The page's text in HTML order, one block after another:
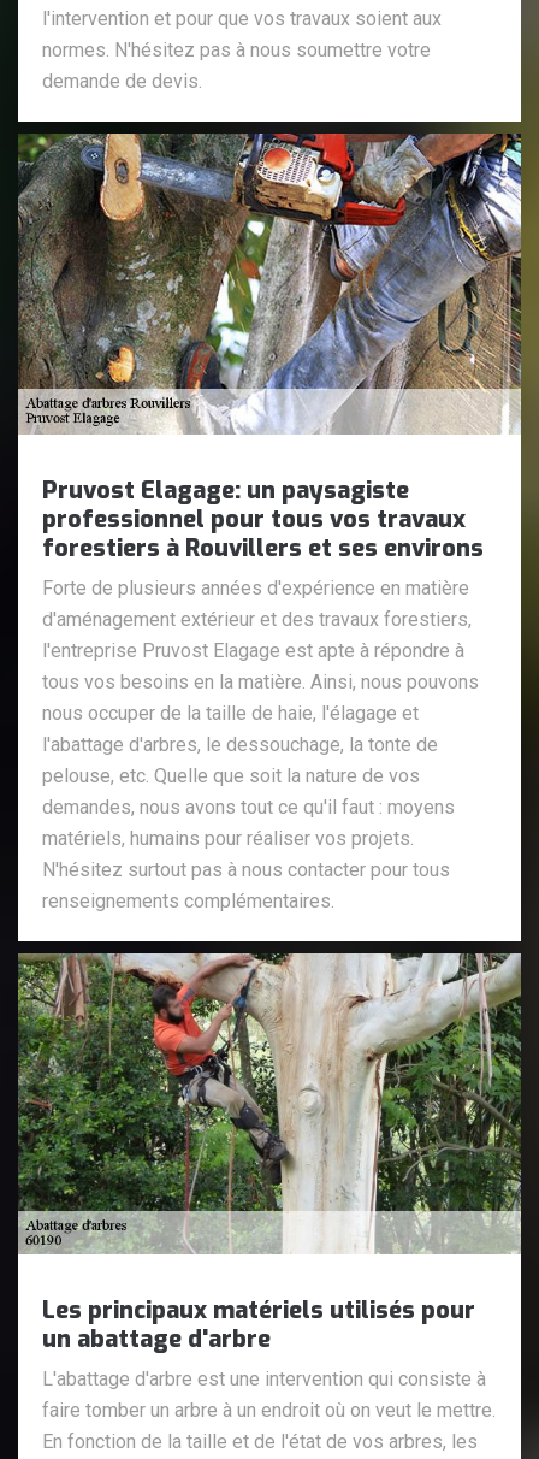
l'intervention et pour que vos travaux soient aux
normes. N'hésitez pas à nous soumettre votre
demande de devis.
Pruvost Elagage: un paysagiste
professionnel pour tous vos travaux
forestiers à Rouvillers et ses environs
Forte de plusieurs années d'expérience en matière
d'aménagement extérieur et des travaux forestiers,
l'entreprise Pruvost Elagage est apte à répondre à
tous vos besoins en la matière. Ainsi, nous pouvons
nous occuper de la taille de haie, l'élagage et
l'abattage d'arbres, le dessouchage, la tonte de
pelouse, etc. Quelle que soit la nature de vos
demandes, nous avons tout ce qu'il faut : moyens
matériels, humains pour réaliser vos projets.
N'hésitez surtout pas à nous contacter pour tous
renseignements complémentaires.
Les principaux matériels utilisés pour
un abattage d'arbre
L'abattage d'arbre est une intervention qui consiste à
faire tomber un arbre à un endroit où on veut le mettre.
En fonction de la taille et de l'état de vos arbres, les